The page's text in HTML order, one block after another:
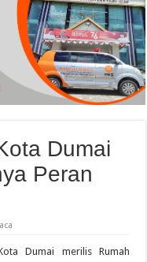
Dumai
Peran
Dumai merilis Rumah